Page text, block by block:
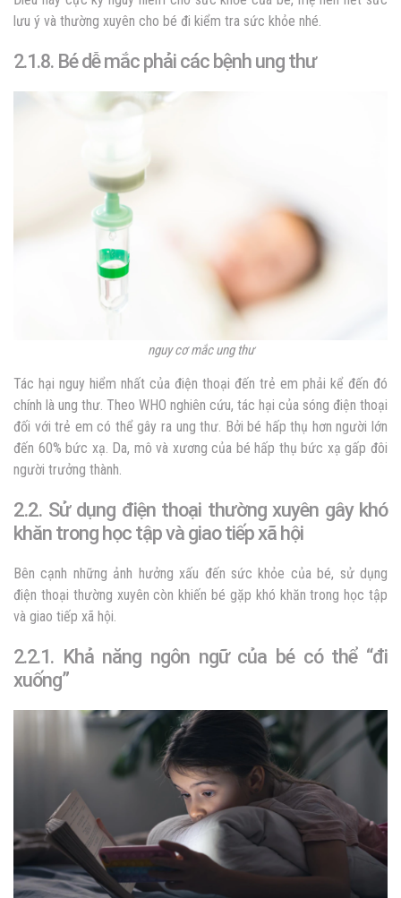
lưu ý và thường xuyên cho bé đi kiểm tra sức khỏe nhé.
2.1.8. Bé dễ mắc phải các bệnh ung thư
nguy cơ mắc ung thư
Tác hại nguy hiểm nhất của điện thoại đến trẻ em phải kể đến đó
chính là ung thư. Theo WHO nghiên cứu, tác hại của sóng điện thoại
đối với trẻ em có thể gây ra ung thư. Bởi bé hấp thụ hơn người lớn
đến 60% bức xạ. Da, mô và xương của bé hấp thụ bức xạ gấp đôi
người trưởng thành.
2.2. Sử dụng điện thoại thường xuyên gây khó
khăn trong học tập và giao tiếp xã hội
Bên cạnh những ảnh hưởng xấu đến sức khỏe của bé, sử dụng
điện thoại thường xuyên còn khiến bé gặp khó khăn trong học tập
và giao tiếp xã hội.
2.2.1. Khả năng ngôn ngữ của bé có thể “đi
xuống”